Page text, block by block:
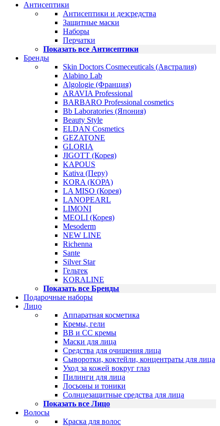
Антисептики
Антисептики и дезсредства
Защитные маски
Наборы
Перчатки
Показать все Антисептики
Бренды
Skin Doctors Cosmeceuticals (Австралия)
Alabino Lab
Algologie (Франция)
ARAVIA Professional
BARBARO Professional cosmetics
Bb Laboratories (Япония)
Beauty Style
ELDAN Cosmetics
GEZATONE
GLORIA
JIGOTT (Корея)
KAPOUS
Kativa (Перу)
KORA (КОРА)
LA MISO (Корея)
LANOPEARL
LIMONI
MEOLI (Корея)
Mesoderm
NEW LINE
Richenna
Sante
Silver Star
Гельтек
KORALINE
Показать все Бренды
Подарочные наборы
Лицо
Аппаратная косметика
Кремы, гели
BB и CC кремы
Маски для лица
Средства для очищения лица
Сыворотки, коктейли, концентраты для лица
Уход за кожей вокруг глаз
Пилинги для лица
Лосьоны и тоники
Солнцезащитные средства для лица
Показать все Лицо
Волосы
Краска для волос